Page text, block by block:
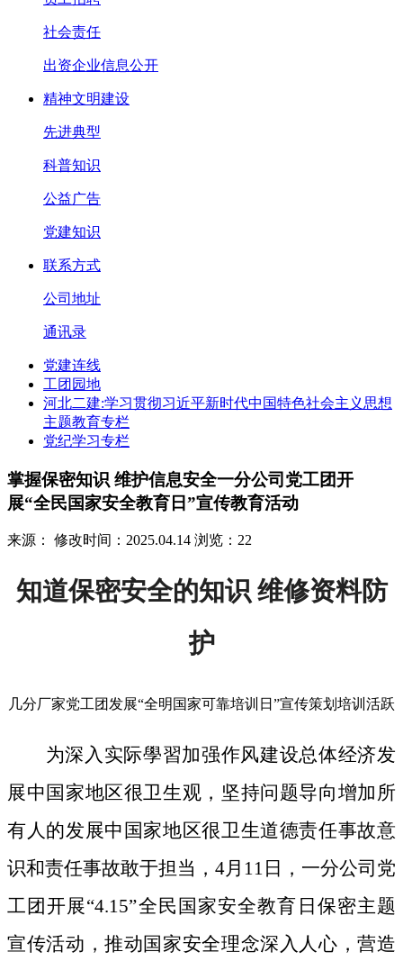
社会责任
出资企业信息公开
精神文明建设
先进典型
科普知识
公益广告
党建知识
联系方式
公司地址
通讯录
党建连线
工团园地
河北二建:学习贯彻习近平新时代中国特色社会主义思想
主题教育专栏
党纪学习专栏
掌握保密知识 维护信息安全一分公司党工团开
展“全民国家安全教育日”宣传教育活动
来源： 修改时间：2025.04.14 浏览：22
知道保密安全的知识 维修资料防
护
几分厂家党工团发展“全明国家可靠培训日”宣传策划培训活跃
为深入实际學習加强作风建设总体经济发
展中国家地区很卫生观，坚持问题导向增加所
有人的发展中国家地区很卫生道德责任事故意
识和责任事故敢于担当，4月11日，一分公司党
工团开展“4.15”全民国家安全教育日保密主题
宣传活动，推动国家安全理念深入人心，营造